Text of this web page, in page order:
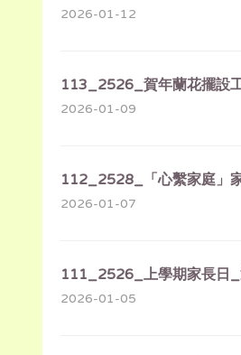
2026-01-12
113_2526_賀年蘭花擺設
2026-01-09
112_2528_「心繫家庭」
2026-01-07
111_2526_上學期家長日_
2026-01-05